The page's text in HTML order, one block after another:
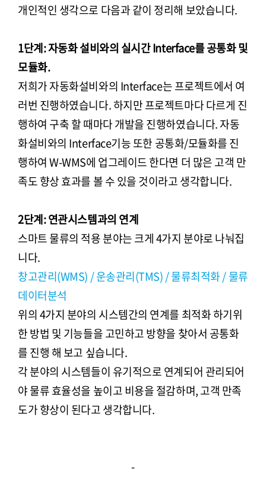
개인적인 생각으로 다음과 같이 정리해 보았습니다.
1단계: 자동화 설비와의 실시간 Interface를 공통화 및
모듈화.
저희가 자동화설비와의 Interface는 프로젝트에서 여
러번 진행하였습니다. 하지만 프로젝트마다 다르게 진
행하여 구축 할 때마다 개발을 진행하였습니다. 자동
화설비와의 Interface기능 또한 공통화/모듈화를 진
행하여 W-WMS에 업그레이드 한다면 더 많은 고객 만
족도 향상 효과를 볼 수 있을 것이라고 생각합니다.
2단계: 연관시스템과의 연계
스마트 물류의 적용 분야는 크게 4가지 분야로 나눠집
니다.
창고관리(WMS) / 운송관리(TMS) / 물류최적화 / 물류
데이터분석
위의 4가지 분야의 시스템간의 연계를 최적화 하기위
한 방법 및 기능들을 고민하고 방향을 찾아서 공통화
를 진행 해 보고 싶습니다.
각 분야의 시스템들이 유기적으로 연계되어 관리되어
야 물류 효율성을 높이고 비용을 절감하며, 고객 만족
도가 향상이 된다고 생각합니다.
-